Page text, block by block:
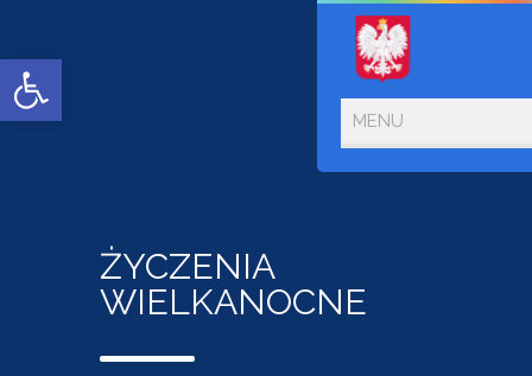
Open toolbar
ŻYCZENIA
WIELKANOCNE